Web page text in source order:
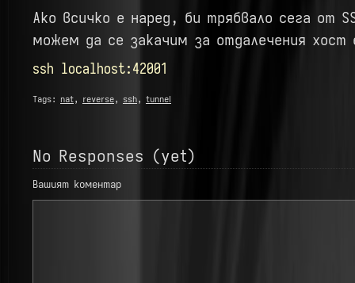
Ако всичко е наред, би трябвало сега от
можем да се закачим за отдалечения
ssh localhost:42001
Tags: nat, reverse, ssh, tunnel
No Responses (yet)
Вашият коментар